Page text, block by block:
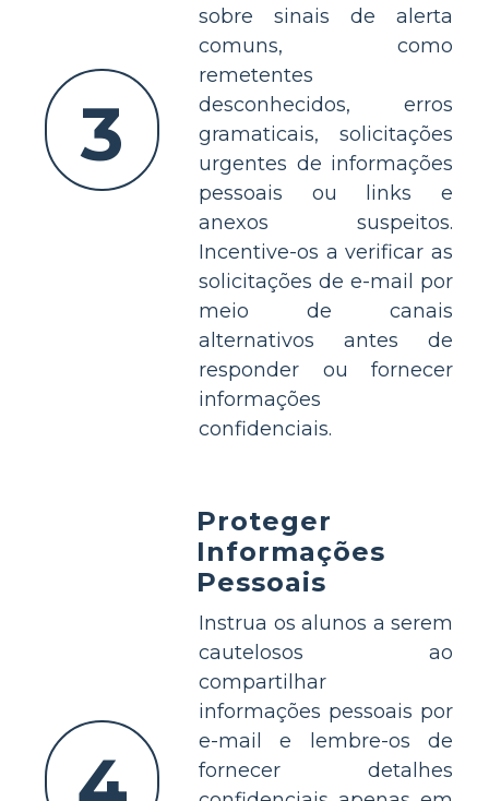
3
sobre sinais de alerta
comuns, como
remetentes
desconhecidos, erros
gramaticais, solicitações
urgentes de informações
pessoais ou links e
anexos suspeitos.
Incentive-os a verificar as
solicitações de e-mail por
meio de canais
alternativos antes de
responder ou fornecer
informações
confidenciais.
Proteger
Informações
Pessoais
Instrua os alunos a serem
cautelosos ao
compartilhar
informações pessoais por
e-mail e lembre-os de
fornecer detalhes